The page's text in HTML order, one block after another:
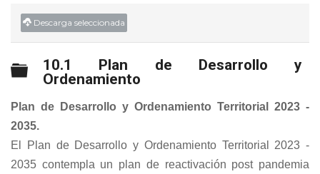
Descarga seleccionada
Carpeta
10.1 Plan de Desarrollo y
Ordenamiento
Plan de Desarrollo y Ordenamiento Territorial 2023 -
2035.
El Plan de Desarrollo y Ordenamiento Territorial 2023 -
2035 contempla un plan de reactivación post pandemia